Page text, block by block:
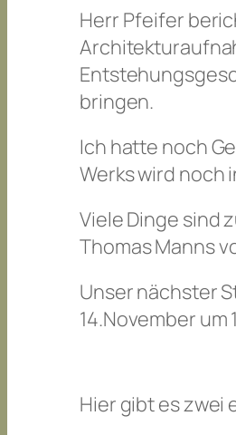
Herr Pfeifer
bringen.
Ich hatte noch
Werks wird noch
Viele Dinge sind
Thomas Manns
Unser nächster
14.November
Hier gibt es zwei